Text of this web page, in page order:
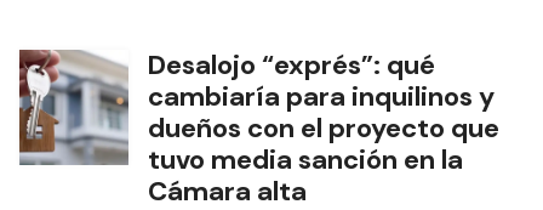
Desalojo “exprés”: qué
cambiaría para inquilinos y
dueños con el proyecto que
tuvo media sanción en la
Cámara alta